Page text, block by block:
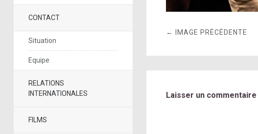
CONTACT
Situation
Equipe
RELATIONS
INTERNATIONALES
FILMS
← IMAGE PRÉCÉDENTE
Laisser un commentaire